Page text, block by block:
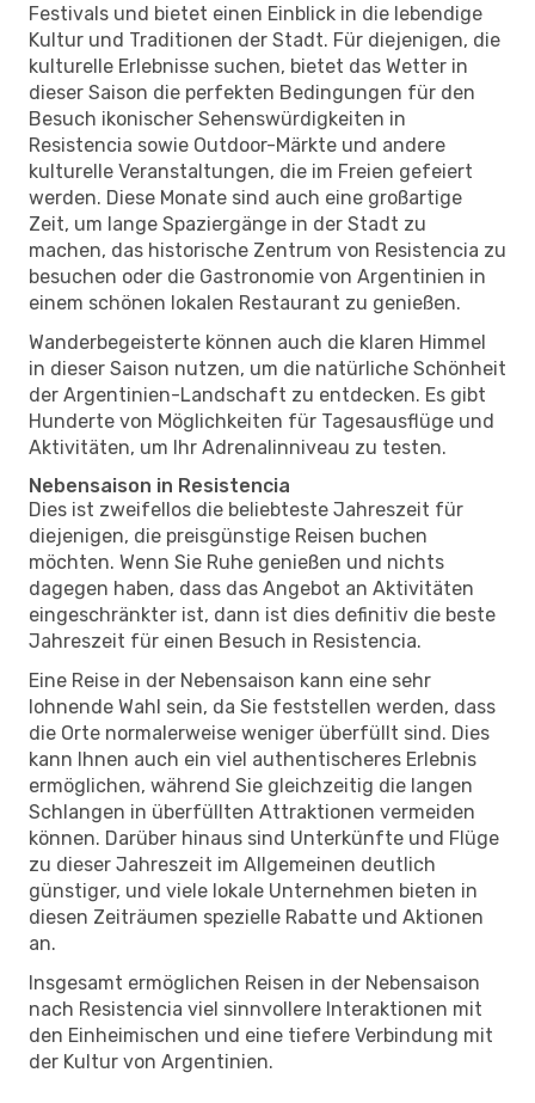
Festivals und bietet einen Einblick in die lebendige
Kultur und Traditionen der Stadt. Für diejenigen, die
kulturelle Erlebnisse suchen, bietet das Wetter in
dieser Saison die perfekten Bedingungen für den
Besuch ikonischer Sehenswürdigkeiten in
Resistencia sowie Outdoor-Märkte und andere
kulturelle Veranstaltungen, die im Freien gefeiert
werden. Diese Monate sind auch eine großartige
Zeit, um lange Spaziergänge in der Stadt zu
machen, das historische Zentrum von Resistencia zu
besuchen oder die Gastronomie von Argentinien in
einem schönen lokalen Restaurant zu genießen.
Wanderbegeisterte können auch die klaren Himmel
in dieser Saison nutzen, um die natürliche Schönheit
der Argentinien-Landschaft zu entdecken. Es gibt
Hunderte von Möglichkeiten für Tagesausflüge und
Aktivitäten, um Ihr Adrenalinniveau zu testen.
Nebensaison in Resistencia
Dies ist zweifellos die beliebteste Jahreszeit für
diejenigen, die preisgünstige Reisen buchen
möchten. Wenn Sie Ruhe genießen und nichts
dagegen haben, dass das Angebot an Aktivitäten
eingeschränkter ist, dann ist dies definitiv die beste
Jahreszeit für einen Besuch in Resistencia.
Eine Reise in der Nebensaison kann eine sehr
lohnende Wahl sein, da Sie feststellen werden, dass
die Orte normalerweise weniger überfüllt sind. Dies
kann Ihnen auch ein viel authentischeres Erlebnis
ermöglichen, während Sie gleichzeitig die langen
Schlangen in überfüllten Attraktionen vermeiden
können. Darüber hinaus sind Unterkünfte und Flüge
zu dieser Jahreszeit im Allgemeinen deutlich
günstiger, und viele lokale Unternehmen bieten in
diesen Zeiträumen spezielle Rabatte und Aktionen
an.
Insgesamt ermöglichen Reisen in der Nebensaison
nach Resistencia viel sinnvollere Interaktionen mit
den Einheimischen und eine tiefere Verbindung mit
der Kultur von Argentinien.